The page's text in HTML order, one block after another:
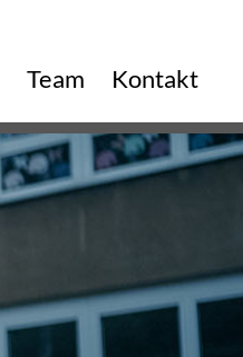
Team Kontakt